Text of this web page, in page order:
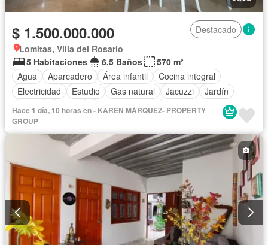
$ 1.500.000.000
Destacado
Lomitas, Villa del Rosario
5 Habitaciones
6,5 Baños
570 m²
Agua
Aparcadero Área infantil
Cocina integral
Electricidad
Estudio Gas natural Jacuzzi
Jardín
Piscina
Terraza Vista panorámica
Hace 1 día, 10 horas en - KAREN MÁRQUEZ- PROPERTY
GROUP